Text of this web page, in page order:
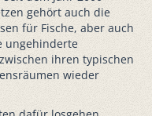
gehört auch die
für Fische, aber auch
ungehinderte
ihren typischen
wieder